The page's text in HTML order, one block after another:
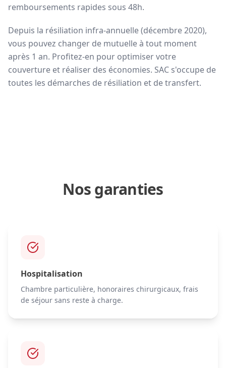
remboursements rapides sous 48h.
Depuis la résiliation infra-annuelle (décembre 2020),
vous pouvez changer de mutuelle à tout moment
après 1 an. Profitez-en pour optimiser votre
couverture et réaliser des économies. SAC s'occupe de
toutes les démarches de résiliation et de transfert.
Nos garanties
Hospitalisation
Chambre particulière, honoraires chirurgicaux, frais
de séjour sans reste à charge.